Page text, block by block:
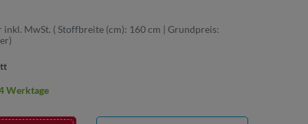
inkl. MwSt. ( Stoffbreite (cm): 160 cm | Grundpreis:
)
Werktage